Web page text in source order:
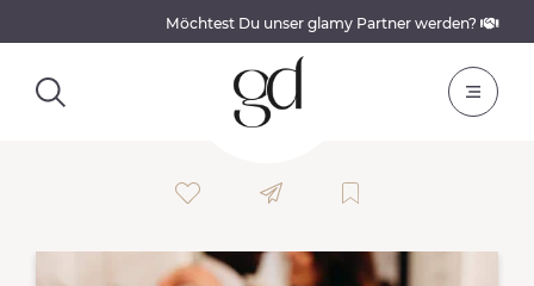
Möchtest Du unser glamy Partner werden?